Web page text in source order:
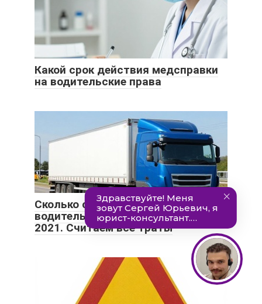
Какой срок действия медсправки
на водительские права
Сколько стоит сдать на
водительские права в Беларуси в
2021. Считаем все траты